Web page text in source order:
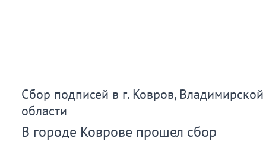
Тульской
области
Сбор подписей в г. Ковров, Владимирской
области
В городе Коврове прошел сбор